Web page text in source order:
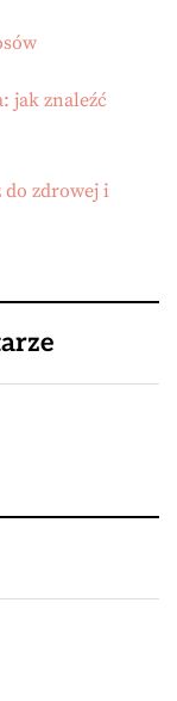
jak znaleźć
do zdrowej i